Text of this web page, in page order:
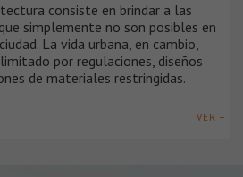
consiste en brindar a las
simplemente no son posibles en
La vida urbana, en cambio,
por regulaciones, diseños
de materiales restringidas.
VER +